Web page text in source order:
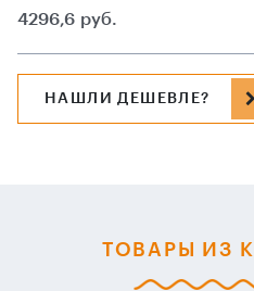
4296,6 руб.
НАШЛИ ДЕШЕВЛЕ?
ТОВАРЫ ИЗ